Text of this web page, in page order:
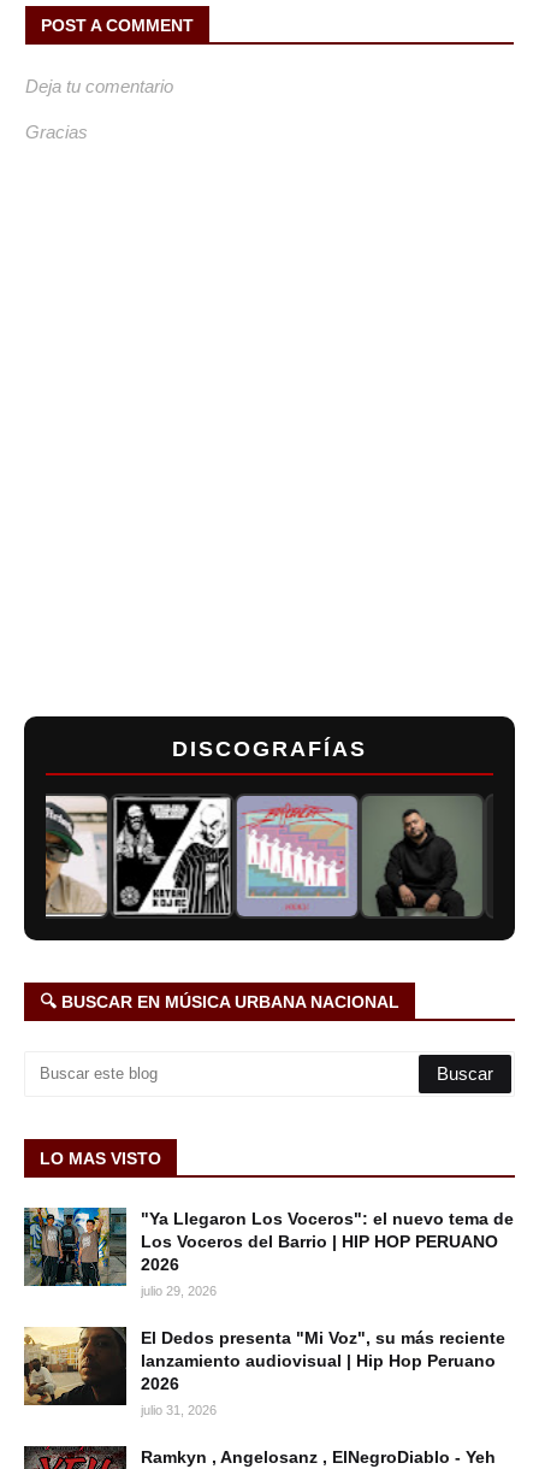
POST A COMMENT
Deja tu comentario
Gracias
DISCOGRAFÍAS
🔍 BUSCAR EN MÚSICA URBANA NACIONAL
LO MAS VISTO
"Ya Llegaron Los Voceros": el nuevo tema de
Los Voceros del Barrio | HIP HOP PERUANO
2026
julio 29, 2026
El Dedos presenta "Mi Voz", su más reciente
lanzamiento audiovisual | Hip Hop Peruano
2026
julio 31, 2026
Ramkyn , Angelosanz , ElNegroDiablo - Yeh